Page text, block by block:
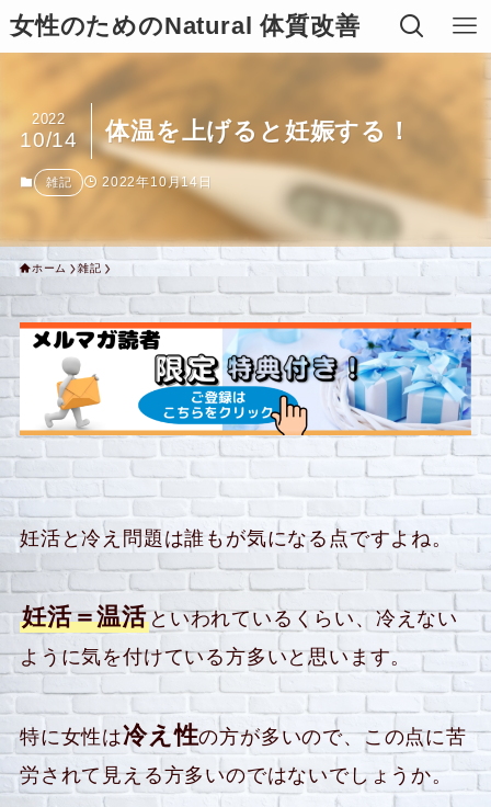
女性のためのNatural 体質改善
体温を上げると妊娠する！
2022
10/14
雑記 2022年10月14日
ホーム 雑記
妊活と冷え問題は誰もが気になる点ですよね。
妊活＝温活といわれているくらい、冷えない
ように気を付けている方多いと思います。
特に女性は冷え性の方が多いので、この点に苦
労されて見える方多いのではないでしょうか。